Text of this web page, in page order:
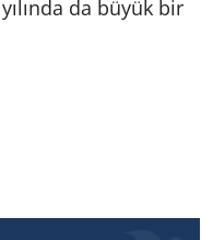
da büyük bir